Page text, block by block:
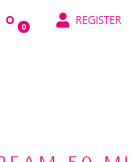
O 0 REGISTER